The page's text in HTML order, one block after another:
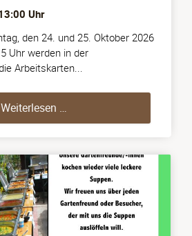
Uhr
den 24. und 25. Oktober 2026
Uhr werden in der
Arbeitskarten...
Weiterlesen …